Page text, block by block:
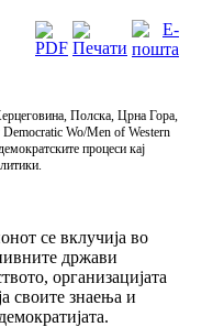
Полска, Црна Гора,
Wo/Men of Western
процеси кај
се вклучија во
држави
организацијата
своите знаења и